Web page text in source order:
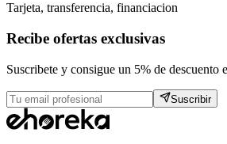
Tarjeta, transferencia, financiacion
Recibe ofertas exclusivas
Suscribete y consigue un 5% de descuento
Suscribir